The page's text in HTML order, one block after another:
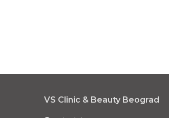
VS Clinic & Beauty Beograd